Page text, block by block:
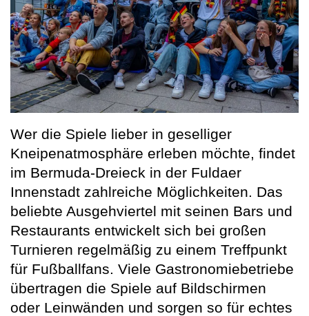
Wer die Spiele lieber in geselliger
Kneipenatmosphäre erleben möchte, findet
im Bermuda-Dreieck in der Fuldaer
Innenstadt zahlreiche Möglichkeiten. Das
beliebte Ausgehviertel mit seinen Bars und
Restaurants entwickelt sich bei großen
Turnieren regelmäßig zu einem Treffpunkt
für Fußballfans. Viele Gastronomiebetriebe
übertragen die Spiele auf Bildschirmen
oder Leinwänden und sorgen so für echtes